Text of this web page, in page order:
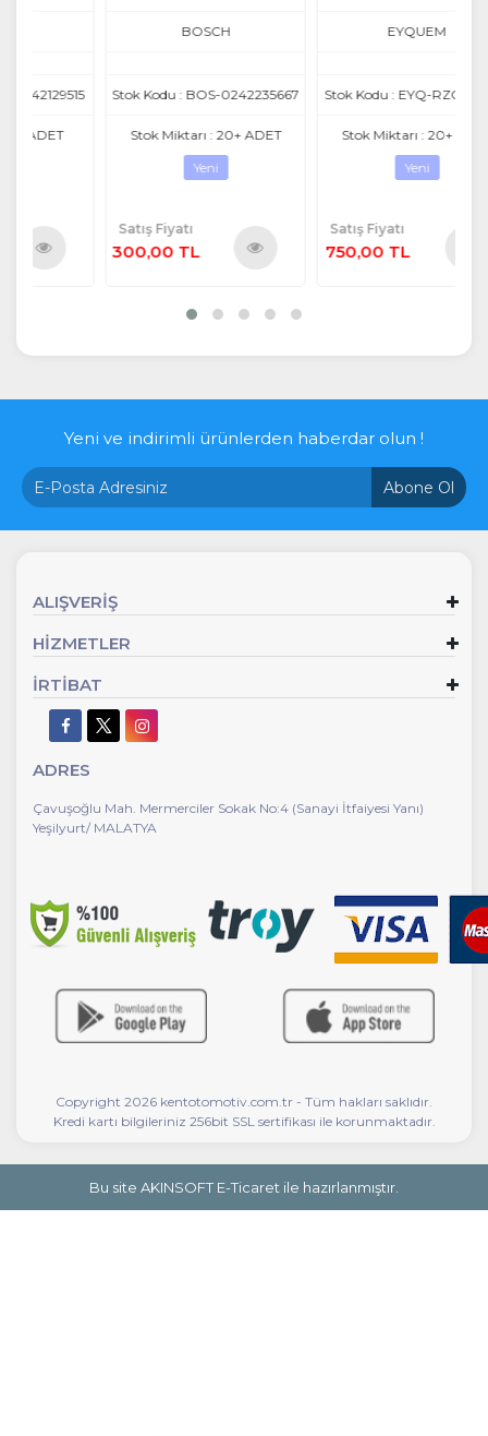
Stok Kodu : BOS-0242235667
Stok Miktarı : 20+ ADET
Satış Fiyatı
300,00 TL
İncele
Stok Kodu : EYQ-RZC62HSET
Stok Miktarı : 20+ ADET
Satış Fiyatı
750,00 TL
Yeni ve indirimli ürünlerden haberdar olun !
Abone Ol
ALIŞVERİŞ
HİZMETLER
İRTİBAT
ADRES
Çavuşoğlu Mah. Mermerciler Sokak No:4 (Sanayi İtfaiyesi Yanı)
Yeşilyurt/ MALATYA
Copyright 2026 kentotomotiv.com.tr - Tüm hakları saklıdır.
Kredi kartı bilgileriniz 256bit SSL sertifikası ile korunmaktadır.
Bu site AKINSOFT E-Ticaret ile hazırlanmıştır.